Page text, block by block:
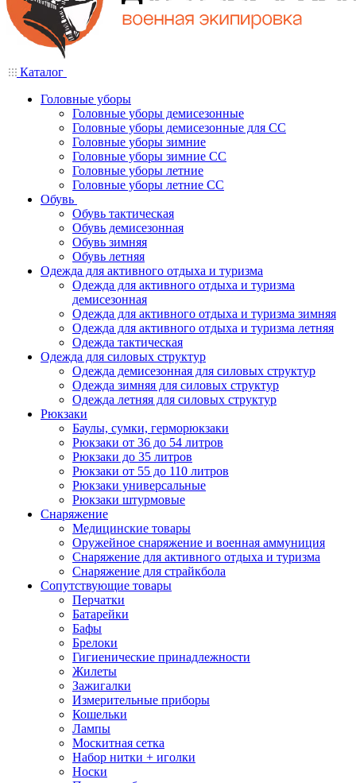
Каталог
Головные уборы
Головные уборы демисезонные
Головные уборы демисезонные для СС
Головные уборы зимние
Головные уборы зимние СС
Головные уборы летние
Головные уборы летние СС
Обувь
Обувь тактическая
Обувь демисезонная
Обувь зимняя
Обувь летняя
Одежда для активного отдыха и туризма
Одежда для активного отдыха и туризма
демисезонная
Одежда для активного отдыха и туризма зимняя
Одежда для активного отдыха и туризма летняя
Одежда тактическая
Одежда для силовых структур
Одежда демисезонная для силовых структур
Одежда зимняя для силовых структур
Одежда летняя для силовых структур
Рюкзаки
Баулы, сумки, герморюкзаки
Рюкзаки от 36 до 54 литров
Рюкзаки до 35 литров
Рюкзаки от 55 до 110 литров
Рюкзаки универсальные
Рюкзаки штурмовые
Снаряжение
Медицинские товары
Оружейное снаряжение и военная аммуниция
Снаряжение для активного отдыха и туризма
Снаряжение для страйкбола
Сопутствующие товары
Перчатки
Батарейки
Бафы
Брелоки
Гигиенические принадлежности
Жилеты
Зажигалки
Измерительные приборы
Кошельки
Лампы
Москитная сетка
Набор нитки + иголки
Носки